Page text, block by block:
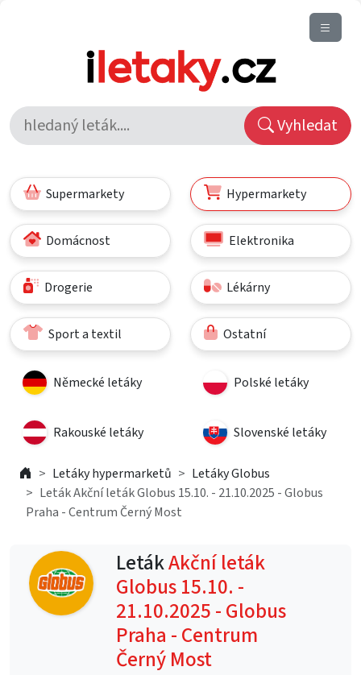
Vyhledat
Supermarkety Hypermarkety
Domácnost Elektronika
Drogerie Lékárny
Sport a textil Ostatní
Německé letáky Polské letáky
Rakouské letáky Slovenské letáky
Letáky hypermarketů
Letáky Globus
Leták Akční leták Globus 15.10. - 21.10.2025 - Globus
Praha - Centrum Černý Most
LetákAkční leták
Globus 15.10. -
21.10.2025 - Globus
Praha - Centrum
Černý Most